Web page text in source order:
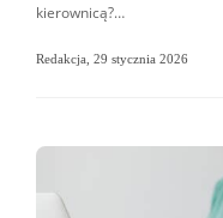
kierownicą?…
Redakcja 29 stycznia 2026